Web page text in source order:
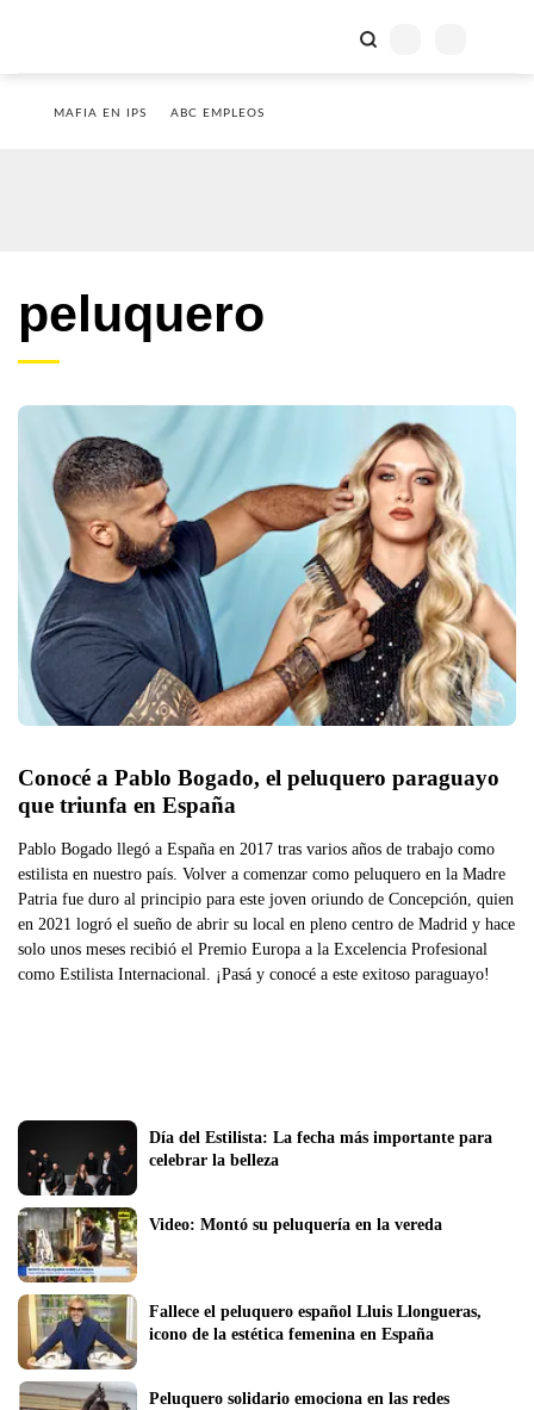
MAFIA EN IPS ABC EMPLEOS
peluquero
Conocé a Pablo Bogado, el peluquero paraguayo
que triunfa en España
Pablo Bogado llegó a España en 2017 tras varios años de trabajo como
estilista en nuestro país. Volver a comenzar como peluquero en la Madre
Patria fue duro al principio para este joven oriundo de Concepción, quien
en 2021 logró el sueño de abrir su local en pleno centro de Madrid y hace
solo unos meses recibió el Premio Europa a la Excelencia Profesional
como Estilista Internacional. ¡Pasá y conocé a este exitoso paraguayo!
Día del Estilista: La fecha más importante para
celebrar la belleza
Fallece el peluquero español Lluis Llongueras,
icono de la estética femenina en España
Peluquero solidario emociona en las redes